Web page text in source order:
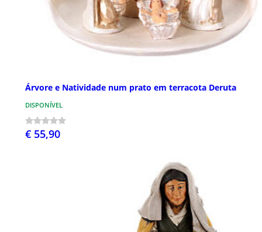
Árvore e Natividade num prato em terracota Deruta
DISPONÍVEL
€ 55,90